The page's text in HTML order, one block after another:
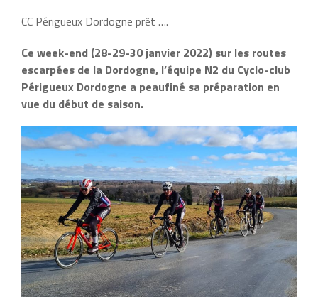
CC Périgueux Dordogne prêt ….
Ce week-end (28-29-30 janvier 2022) sur les routes
escarpées de la Dordogne, l’équipe N2 du Cyclo-club
Périgueux Dordogne a peaufiné sa préparation en
vue du début de saison.